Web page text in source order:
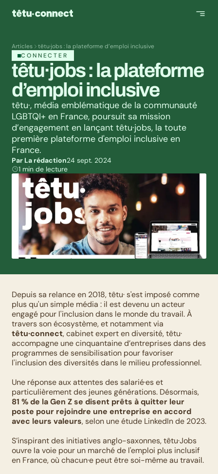
Articles
têtu·jobs : la plateforme d’emploi inclusive
CONNECTER
têtu·jobs : la plateforme
d’emploi inclusive
têtu·, média emblématique de la communauté
LGBTQI+ en France, poursuit sa mission
d’engagement en lançant têtu·jobs, la toute
première plateforme d'emploi inclusive en
France.
Par La rédaction24 sept. 2024
1 min de lecture
Depuis sa relance en 2018, têtu· s'est imposé comme
plus qu'un simple média : il est devenu un acteur
engagé pour l'inclusion dans le monde du travail. À
têtu·connect, cabinet expert en diversité, têtu·
accompagne une cinquantaine d’entreprises dans des
programmes de sensibilisation pour favoriser
l'inclusion des diversités dans le milieu professionnel.
Une réponse aux attentes des salarié·es et
81 % de la Gen Z se disent prêts à quitter leur
poste pour rejoindre une entreprise en accord
avec leurs valeurs, selon une étude LinkedIn de 2023.
S’inspirant des initiatives anglo-saxonnes, têtu·Jobs
ouvre la voie pour un marché de l'emploi plus inclusif
en France, où chacun·e peut être soi-même au travail.